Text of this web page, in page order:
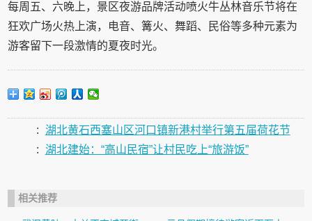
每周五、六晚上，景区夜游品牌活动喷火牛丛林音乐节将在
狂欢广场火热上演，电音、篝火、舞蹈、民俗等多种元素为
游客留下一段激情的夏夜时光。
: 湖北黄石西塞山区河口镇新港村举行第五届荷花节
: 湖北建始：“高山民宿”让村民吃上“旅游饭”
相关推荐